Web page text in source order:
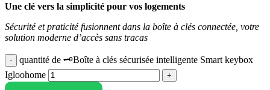
Une clé vers la simplicité pour vos logements
Sécurité et praticité fusionnent dans la boîte à clés connectée, votre
solution moderne d’accès sans tracas
quantité de 🗝️Boîte à clés sécurisée intelligente Smart keybox
Igloohome